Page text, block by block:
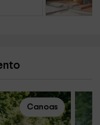
Canoas